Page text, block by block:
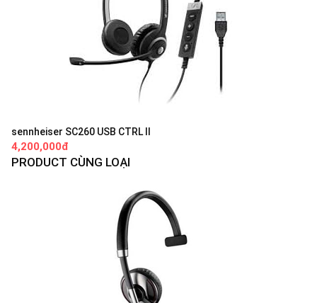
sennheiser SC260 USB CTRL II
4,200,000đ
PRODUCT CÙNG LOẠI